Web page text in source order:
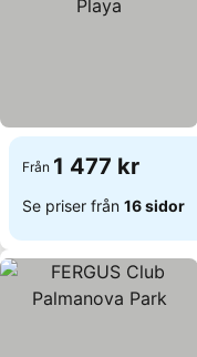
Från 1 477 kr
Se priser från 16 sidor